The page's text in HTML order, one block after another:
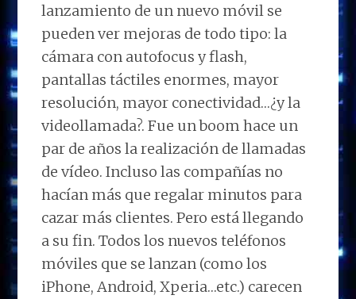
lanzamiento de un nuevo móvil se
pueden ver mejoras de todo tipo: la
cámara con autofocus y flash,
pantallas táctiles enormes, mayor
resolución, mayor conectividad…¿y la
videollamada?. Fue un boom hace un
par de años la realización de llamadas
de vídeo. Incluso las compañías no
hacían más que regalar minutos para
cazar más clientes. Pero está llegando
a su fin. Todos los nuevos teléfonos
móviles que se lanzan (como los
iPhone, Android, Xperia…etc.) carecen